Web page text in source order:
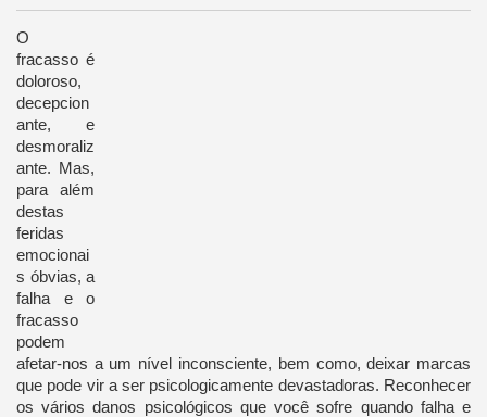
O
fracasso é
doloroso,
decepcion
ante, e
desmoraliz
ante. Mas,
para além
destas
feridas
emocionai
s óbvias, a
falha e o
fracasso
podem
afetar-nos a um nível inconsciente, bem como, deixar marcas
que pode vir a ser psicologicamente devastadoras. Reconhecer
os vários danos psicológicos que você sofre quando falha e